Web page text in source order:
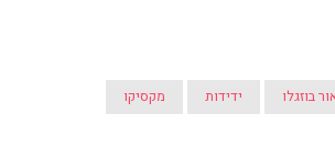
בוזגלו ידידות
מקסיקו